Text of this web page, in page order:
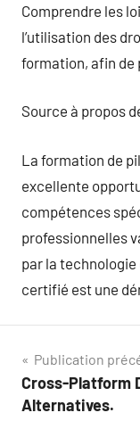
Comprendre les
l’utilisation des
formation, afin de
Source à propos
La formation de
excellente
compétences
professionnelles
par la technologie
certifié est une
de
Publication
Cross-Platform
Alternatives.